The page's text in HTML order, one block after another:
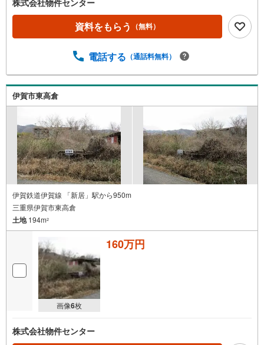
資料をもらう （無料）
電話する （通話料無料）
伊賀市東高倉
伊賀鉄道伊賀線 「新居」駅から950m
三重県伊賀市東高倉
土地194m2
画像6枚
160万円
株式会社物件センター